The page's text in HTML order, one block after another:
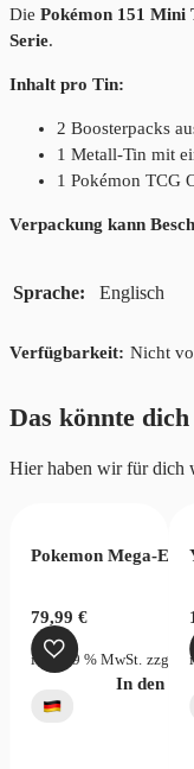
Die Pokémon 151 Mini
Serie.
Inhalt pro Tin:
2 Boosterpacks
1 Metall-Tin mit
1 Pokémon TCG
Verpackung kann
Sprache Englisch
Nicht
Das könnte
Hier haben wir für dich
Memorial
Pokemon Mega-
79,99€
inkl. 19 % MwSt. zzgl.
In den